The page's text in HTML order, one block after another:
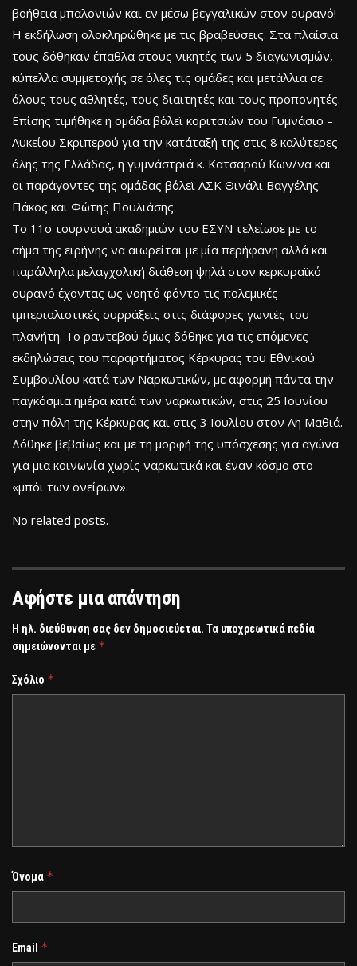
βοήθεια μπαλονιών και εν μέσω βεγγαλικών στον ουρανό!
Η εκδήλωση ολοκληρώθηκε με τις βραβεύσεις. Στα πλαίσια
τους δόθηκαν έπαθλα στους νικητές των 5 διαγωνισμών,
κύπελλα συμμετοχής σε όλες τις ομάδες και μετάλλια σε
όλους τους αθλητές, τους διαιτητές και τους προπονητές.
Επίσης τιμήθηκε η ομάδα βόλεϊ κοριτσιών του Γυμνάσιο –
Λυκείου Σκριπερού για την κατάταξή της στις 8 καλύτερες
όλης της Ελλάδας, η γυμνάστριά κ. Κατσαρού Κων/να και
οι παράγοντες της ομάδας βόλεϊ ΑΣΚ Θινάλι Βαγγέλης
Πάκος και Φώτης Πουλιάσης.
Το 11ο τουρνουά ακαδημιών του ΕΣΥΝ τελείωσε με το
σήμα της ειρήνης να αιωρείται με μία περήφανη αλλά και
παράλληλα μελαγχολική διάθεση ψηλά στον κερκυραϊκό
ουρανό έχοντας ως νοητό φόντο τις πολεμικές
ιμπεριαλιστικές συρράξεις στις διάφορες γωνιές του
πλανήτη. Το ραντεβού όμως δόθηκε για τις επόμενες
εκδηλώσεις του παραρτήματος Κέρκυρας του Εθνικού
Συμβουλίου κατά των Ναρκωτικών, με αφορμή πάντα την
παγκόσμια ημέρα κατά των ναρκωτικών, στις 25 Ιουνίου
στην πόλη της Κέρκυρας και στις 3 Ιουλίου στον Αη Μαθιά.
Δόθηκε βεβαίως και με τη μορφή της υπόσχεσης για αγώνα
για μια κοινωνία χωρίς ναρκωτικά και έναν κόσμο στο
«μπόι των ονείρων».
No related posts.
Αφήστε μια απάντηση
Η ηλ. διεύθυνση σας δεν δημοσιεύεται. Τα υποχρεωτικά πεδία
σημειώνονται με *
Σχόλιο *
Όνομα *
Email *